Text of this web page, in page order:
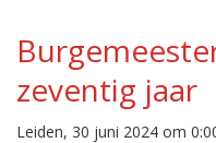
zeventig jaar
Leiden, 30 juni 2024 om